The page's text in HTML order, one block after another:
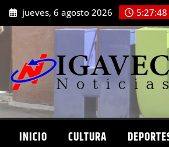
Saltar
al
contenido
jueves, 6 agosto 2026
INICIO CULTURA